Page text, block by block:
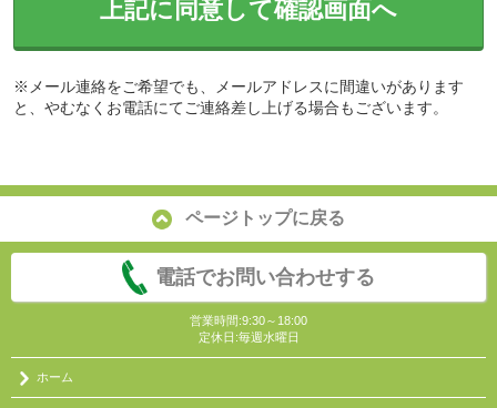
上記に同意して確認画面へ
※メール連絡をご希望でも、メールアドレスに間違いがあります
と、やむなくお電話にてご連絡差し上げる場合もございます。
ページトップに戻る
電話でお問い合わせする
営業時間:9:30～18:00
定休日:毎週水曜日
ホーム